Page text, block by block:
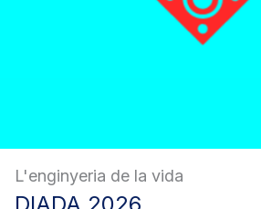
L'enginyeria de la vida
DIADA 2026